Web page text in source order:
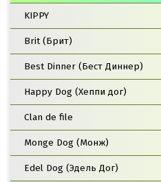
KIPPY
Brit (Брит)
Best Dinner (Бест Диннер)
Happy Dog (Хеппи дог)
Clan de file
Monge Dog (Монж)
Edel Dog (Эдель Дог)